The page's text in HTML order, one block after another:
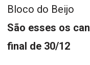
Bloco do Beijo
São esses os
final de 30/12